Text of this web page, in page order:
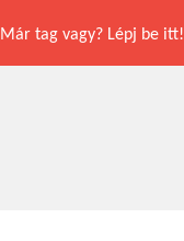
Már tag vagy? Lépj be itt!